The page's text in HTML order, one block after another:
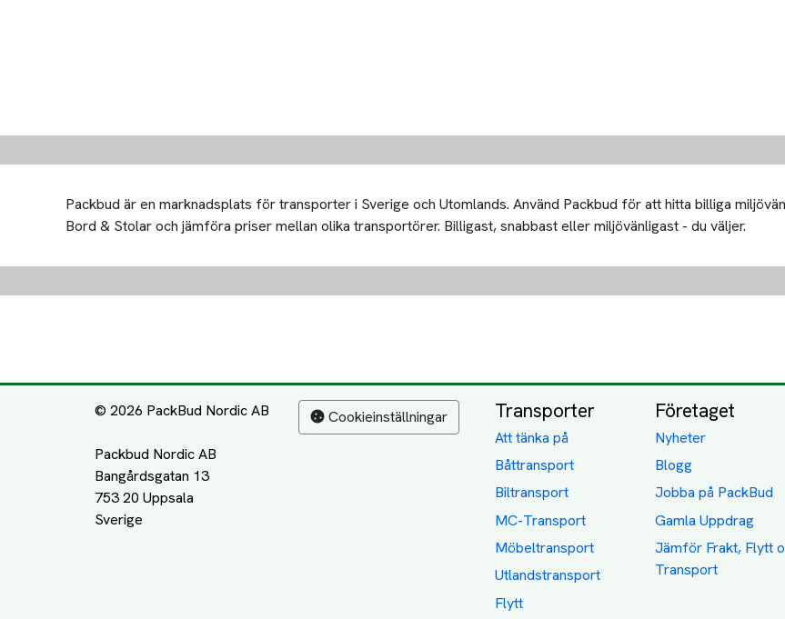
Packbud är en marknadsplats för transporter i Sverige och Utomlands. Använd Packbud för att hitta billiga
Bord & Stolar och jämföra priser mellan olika transportörer. Billigast, snabbast eller miljövänligast - du väljer.
© 2026 PackBud Nordic AB
Packbud Nordic AB
Bangårdsgatan 13
753 20 Uppsala
Cookieinställningar Transporter
Att tänka på
Båttransport
Biltransport
MC-Transport
Möbeltransport
Utlandstransport
Flytt
Företaget
Nyheter
Blogg
Jobba på PackBud
Gamla Uppdrag
Jämför Frakt, Flytt
Transport